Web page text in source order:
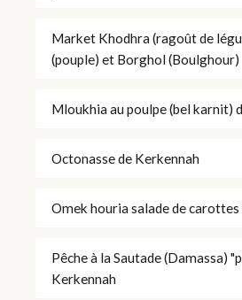
Market Khodhra (ragoût de
(pouple) et Borghol (Boulghour)
Mloukhia au poulpe (bel karnit)
Octonasse de Kerkennah
Omek houria salade de carottes
Pêche à la Sautade (Damassa)
Kerkennah